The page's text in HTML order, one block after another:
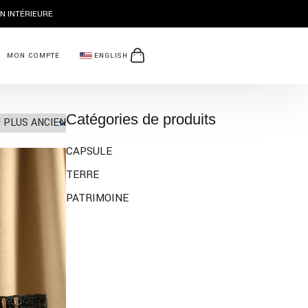
L'AUTONOMISATION DES FEMMES
MON COMPTE ENGLISH
Catégories de produits
CAPSULE
TERRE
PATRIMOINE